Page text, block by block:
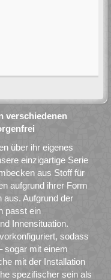
verschiedenen
über ihr eigenes
einzigartige Serie
aus Stoff für
aufgrund ihrer Form
aus. Aufgrund der
passt ein
Innensituation.
sodass
sogar mit einem
mit der Installation
spezifischer sein als